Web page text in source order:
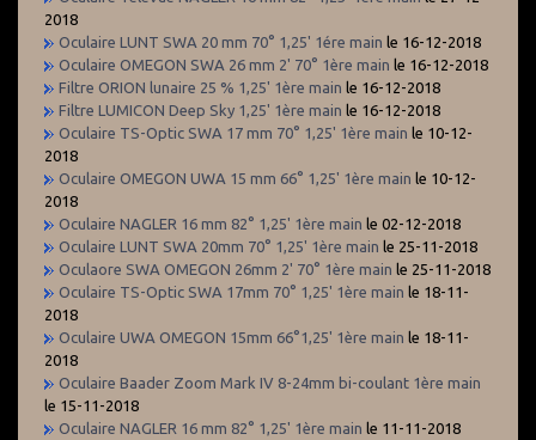
2018
Oculaire LUNT SWA 20 mm 70° 1,25' 1ére main le 16-12-2018
Oculaire OMEGON SWA 26 mm 2' 70° 1ère main le 16-12-2018
Filtre ORION lunaire 25 % 1,25' 1ère main le 16-12-2018
Filtre LUMICON Deep Sky 1,25' 1ère main le 16-12-2018
Oculaire TS-Optic SWA 17 mm 70° 1,25' 1ère main le 10-12-
2018
Oculaire OMEGON UWA 15 mm 66° 1,25' 1ère main le 10-12-
2018
Oculaire NAGLER 16 mm 82° 1,25' 1ère main le 02-12-2018
Oculaire LUNT SWA 20mm 70° 1,25' 1ère main le 25-11-2018
Oculaore SWA OMEGON 26mm 2' 70° 1ère main le 25-11-2018
Oculaire TS-Optic SWA 17mm 70° 1,25' 1ère main le 18-11-
2018
Oculaire UWA OMEGON 15mm 66°1,25' 1ère main le 18-11-
2018
Oculaire Baader Zoom Mark IV 8-24mm bi-coulant 1ère main
le 15-11-2018
Oculaire NAGLER 16 mm 82° 1,25' 1ère main le 11-11-2018